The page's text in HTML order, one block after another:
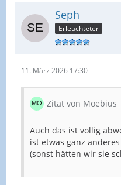
Seph
Erleuchteter
11. März 2026 17:30
Zitat von Moebius
Auch das ist völlig
ist etwas ganz
(sonst hätten wir sie